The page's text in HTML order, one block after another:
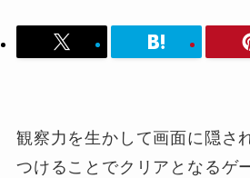
観察力を生かして画面に隠さ
つけることでクリアとなるゲ